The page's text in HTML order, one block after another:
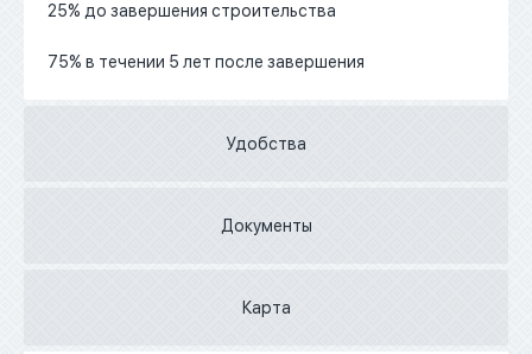
25% до завершения строительства
75% в течении 5 лет после завершения
Удобства
Документы
Карта